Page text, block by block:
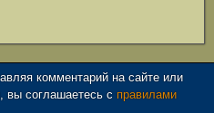
комментарий на сайте или
вы соглашаетесь с правилами